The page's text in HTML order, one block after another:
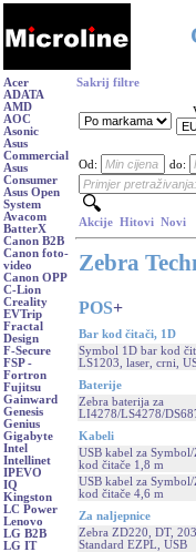
Acer
ADATA
AMD
AOC
Asonic
Asus
Commercial
Asus
Consumer
Asus Open
System
Avacom
BatterX
Canon B2B
Canon foto-
video
Canon OPP
C-Lion
Creality
EVTrip
Fractal
Design
F-Secure
FSP -
Fortron
Fujitsu
Gainward
Genesis
Genius
Gigabyte
Intel
Intellinet
IPEVO
IQ
Kingston
LC Power
Lenovo
LG B2B
LG IT
Sakrij filtre
Od: do:
Akcije Hitovi Novi
Zebra
POS+
Bar kod čitači, 1D
Symbol 1D bar kod
LS1203, laser, crni,
Baterije
Zebra baterija za
LI4278/LS4278/
Kabeli
USB kabel za
kod čitače 1,8 m
USB kabel za
kod čitače 4,6 m
Za naljepnice
Zebra ZD220, DT, 203
Standard EZPL, USB